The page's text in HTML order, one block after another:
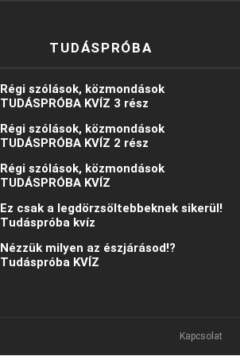
TUDÁSPRÓBA
Régi szólások, közmondások
TUDÁSPRÓBA KVÍZ 3 rész
Régi szólások, közmondások
TUDÁSPRÓBA KVÍZ 2 rész
Régi szólások, közmondások
TUDÁSPRÓBA KVÍZ
Ez csak a legdörzsöltebbeknek sikerül!
Tudáspróba kvíz
Nézzük milyen az észjárásod!?
Tudáspróba KVÍZ
Kapcsolat